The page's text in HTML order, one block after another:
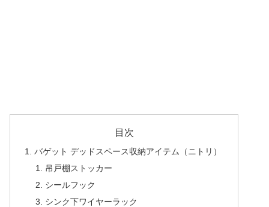
目次
バゲット デッドスペース収納アイテム（ニトリ）
吊戸棚ストッカー
シールフック
シンク下ワイヤーラック